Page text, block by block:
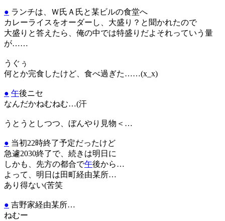
● ランチは、Ｗ氏Ａ氏と某ビルの食堂へ
カレーライスをオーダーし、大盛り？と聞かれたので
大盛りと答えたら、俺の中では特盛りだよそれっていう量
が……
うぐぅ
何とか完食したけど、食べ過ぎた……(x_x)
● 午後ニセ
なんだかねむねむ…(汗
うとうとしつつ、ぼんやり見物＜…
● 当初22時終了予定だったけど
急遽2030終了で、続きは明日に
しかも、先方の都合で午後から…
よって、明日は田町経由某所…
あり得ない(苦笑
● 吉野家経由某所…
ねむー